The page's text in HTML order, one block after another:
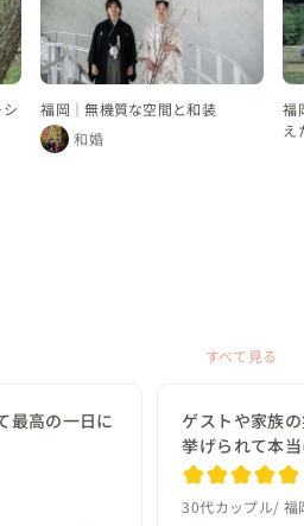
福岡｜無機質な空間と和装
和婚
福
え
すべて見る
最高の一日に
ゲストや家族
挙げられて本
30代カップル 福